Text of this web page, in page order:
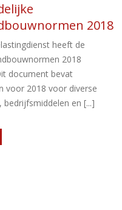
afschrijving
2023
voor willekeurige
verruimd voor
bedrijfsmiddelen. Deze
zowel voor de
[...]